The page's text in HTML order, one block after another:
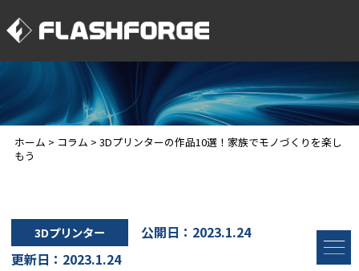
ホーム > コラム > 3Dプリンターの作品10選！家族でモノづくりを楽し
もう
3Dプリンター
公開日：2023.1.24
更新日：2023.1.24